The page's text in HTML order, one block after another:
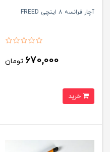
آچار فرانسه 8 اینچی FREED
670,000 تومان